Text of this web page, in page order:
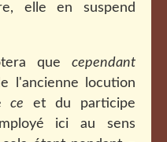
elle en suspend
quecependant
l'ancienne locution
ce et du participe
ici au sens